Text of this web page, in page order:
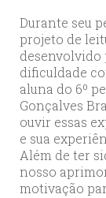
Durante seu
projeto de
desenvolvido
dificuldade
aluna do 6º
Gonçalves
ouvir essas
e sua
Além de ter
nosso
motivação